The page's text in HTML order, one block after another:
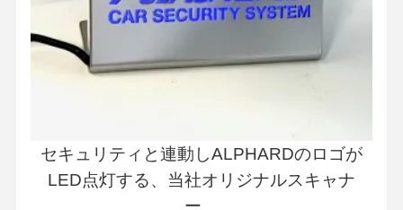
セキュリティと連動しALPHARDのロゴが
LED点灯する、当社オリジナルスキャナ
ー。